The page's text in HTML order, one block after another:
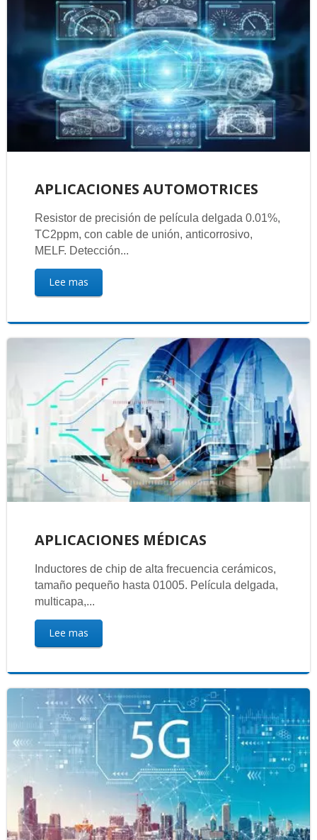
APLICACIONES AUTOMOTRICES
Resistor de precisión de película delgada 0.01%,
TC2ppm, con cable de unión, anticorrosivo,
MELF. Detección...
Lee mas
APLICACIONES MÉDICAS
Inductores de chip de alta frecuencia cerámicos,
tamaño pequeño hasta 01005. Película delgada,
multicapa,...
Lee mas